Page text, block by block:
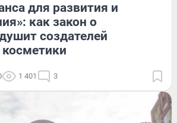
для развития и
как закон о
создателей
1 401 3